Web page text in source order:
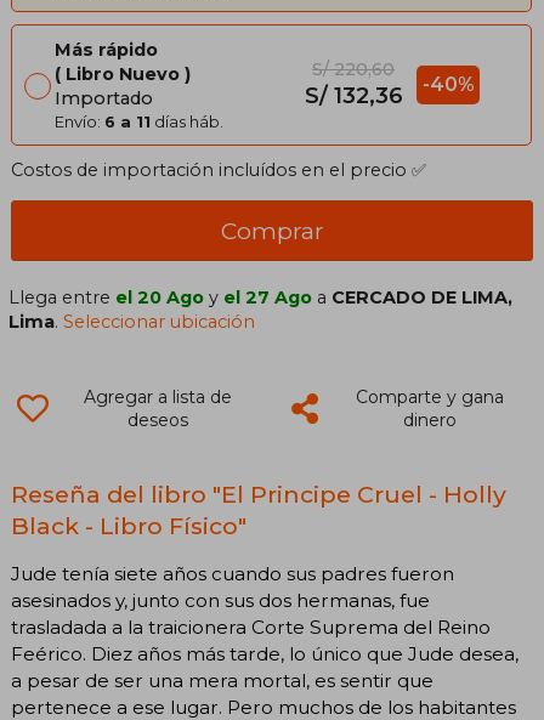
Más rápido
Libro Nuevo
Importado
Envío: 6 a 11 días háb.
S/ 220,60
S/ 132,36 -40%
Costos de importación incluídos en el precio ✅
Comprar
Llega entre el 20 Ago y el 27 Ago a CERCADO DE LIMA,
Lima.Seleccionar ubicación
Agregar a lista de
deseos
Comparte y gana
dinero
Reseña del libro "El Principe Cruel - Holly
Black - Libro Físico"
Jude tenía siete años cuando sus padres fueron
asesinados y, junto con sus dos hermanas, fue
trasladada a la traicionera Corte Suprema del Reino
Feérico. Diez años más tarde, lo único que Jude desea,
a pesar de ser una mera mortal, es sentir que
pertenece a ese lugar. Pero muchos de los habitantes